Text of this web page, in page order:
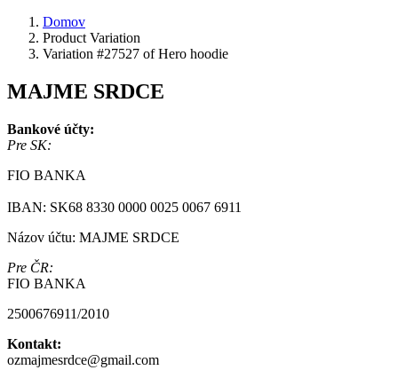
Domov
Product Variation
Variation #27527 of Hero hoodie
MAJME SRDCE
Bankové účty:
Pre SK:
FIO BANKA
IBAN: SK68 8330 0000 0025 0067 6911
Názov účtu: MAJME SRDCE
Pre ČR:
FIO BANKA
2500676911/2010
Kontakt:
ozmajmesrdce@gmail.com